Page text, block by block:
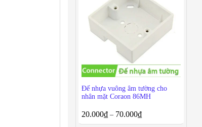
Đế nhựa vuông âm tường cho
nhân mặt Coraon 86MH
20.000₫ – 70.000₫